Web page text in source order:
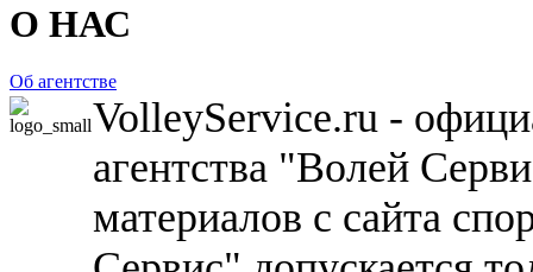
О НАС
Об агентстве
VolleyService.ru -
агентства "Волей
материалов с сайта